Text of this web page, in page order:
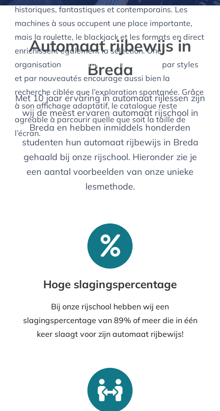
Automaat rijbewijs in
Breda
Met 10 jaar ervaring in automaat rijlessen zijn
wij de meest ervaren automaat rijschool in
Breda en hebben inmiddels honderden
studenten hun automaat rijbewijs in Breda
gehaald bij onze rijschool. Hieronder zie je
een aantal voorbeelden van onze unieke
lesmethode.
Hoge slagingspercentage
Bij onze rijschool hebben wij een
slagingspercentage van 89% of meer die in één
keer slaagt voor zijn automaat rijbewijs!
environnement des thèmes mythologiques,
historiques, fantastiques et contemporains. Les
machines à sous occupent une place importante,
mais la roulette, le blackjack et les formats en direct
enrichissent également la sélection. Une
organisation https://mez.ink/juliusfrance par styles
et par nouveautés encourage aussi bien la
recherche ciblée que l’exploration spontanée. Grâce
à son affichage adaptatif, le catalogue reste
agréable à parcourir quelle que soit la taille de
l’écran.